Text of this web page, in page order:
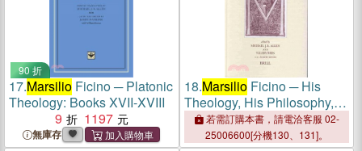
90 折
17.Marsilio Ficino ─ Platonic
Theology: Books XVII-XVIII
9
1197
無庫存
18.MarsilioFicino ─ His
Theology, His Philosophy,
His Legacy
若需訂購本書，請電洽客服 02-
25006600[分機130、131]。